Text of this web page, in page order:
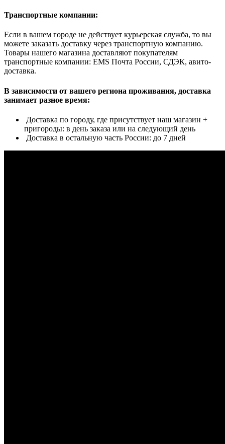
Транспортные компании:
Если в вашем городе не действует курьерская служба, то вы
можете заказать доставку через транспортную компанию.
Товары нашего магазина доставляют покупателям
транспортные компании: EMS Почта России, СДЭК, авито-
доставка.
В зависимости от вашего региона проживания, доставка
занимает разное время:
Доставка по городу, где присутствует наш магазин +
пригороды: в день заказа или на следующий день
Доставка в остальную часть России: до 7 дней